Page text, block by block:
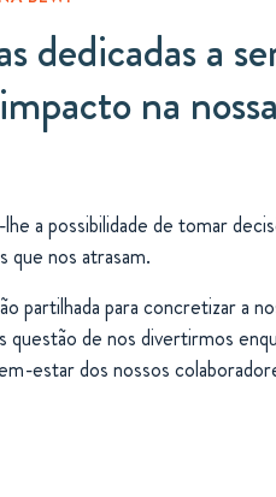
dedicadas a
na
a possibilidade de tomar
que nos atrasam.
partilhada para concretizar a
de nos divertirmos
estar dos nossos